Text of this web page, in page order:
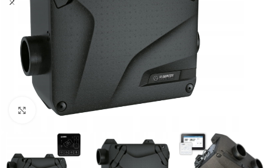
Kliknij aby powiększyć